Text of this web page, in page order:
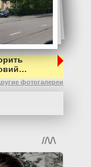
фотогалереи